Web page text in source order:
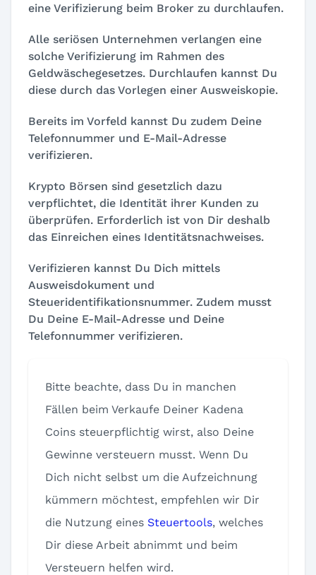
eine Verifizierung beim Broker zu durchlaufen.
Alle seriösen Unternehmen verlangen eine
solche Verifizierung im Rahmen des
Geldwäschegesetzes. Durchlaufen kannst Du
diese durch das Vorlegen einer Ausweiskopie.
Bereits im Vorfeld kannst Du zudem Deine
Telefonnummer und E-Mail-Adresse
verifizieren.
Krypto Börsen sind gesetzlich dazu
verpflichtet, die Identität ihrer Kunden zu
überprüfen. Erforderlich ist von Dir deshalb
das Einreichen eines Identitätsnachweises.
Verifizieren kannst Du Dich mittels
Ausweisdokument und
Steueridentifikationsnummer. Zudem musst
Du Deine E-Mail-Adresse und Deine
Telefonnummer verifizieren.
Bitte beachte, dass Du in manchen
Fällen beim Verkaufe Deiner Kadena
Coins steuerpflichtig wirst, also Deine
Gewinne versteuern musst. Wenn Du
Dich nicht selbst um die Aufzeichnung
kümmern möchtest, empfehlen wir Dir
die Nutzung eines Steuertools, welches
Dir diese Arbeit abnimmt und beim
Versteuern helfen wird.